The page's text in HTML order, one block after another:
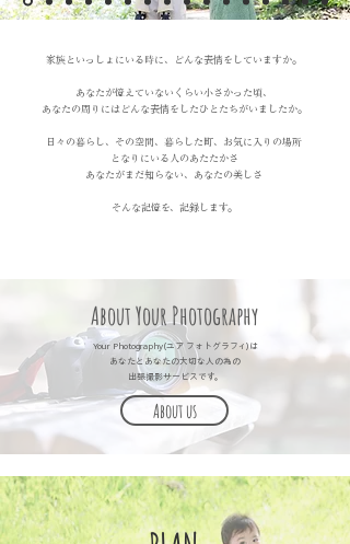
家族といっしょにいる時に、どんな表情をしていますか。
あなたが憶えていないくらい小さかった頃、
​あなたの周りにはどんな表情をしたひとたちがいましたか。
日々の暮らし、その空間、暮らした町、お気に入りの場所
となりにいる人のあたたかさ
あなたがまだ知らない、あなたの美しさ
​そんな記憶を、記録します。
About Your Photography
Your Photography(ユア フォトグラフィ)は
あなたとあなたの大切な人の為の
出張撮影サービスです。
About us